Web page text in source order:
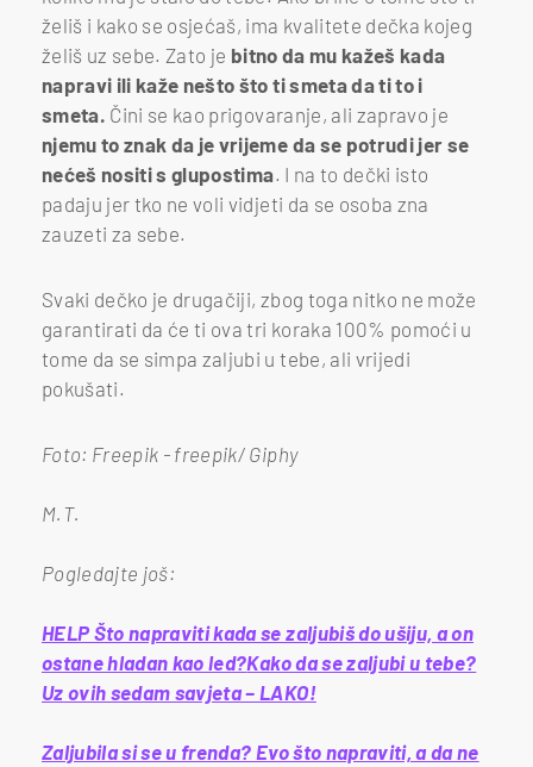
želiš i kako se osjećaš, ima kvalitete dečka kojeg
želiš uz sebe. Zato je bitno da mu kažeš kada
napravi ili kaže nešto što ti smeta da ti to i
smeta. Čini se kao prigovaranje, ali zapravo je
njemu to znak da je vrijeme da se potrudi jer se
nećeš nositi s glupostima. I na to dečki isto
padaju jer tko ne voli vidjeti da se osoba zna
zauzeti za sebe.
Svaki dečko je drugačiji, zbog toga nitko ne može
garantirati da će ti ova tri koraka 100% pomoći u
tome da se simpa zaljubi u tebe, ali vrijedi
pokušati.
Foto: Freepik - freepik/ Giphy
M.T.
Pogledajte još:
HELP Što napraviti kada se zaljubiš do ušiju, a on
ostane hladan kao led?Kako da se zaljubi u tebe?
Uz ovih sedam savjeta – LAKO!
Zaljubila si se u frenda? Evo što napraviti, a da ne